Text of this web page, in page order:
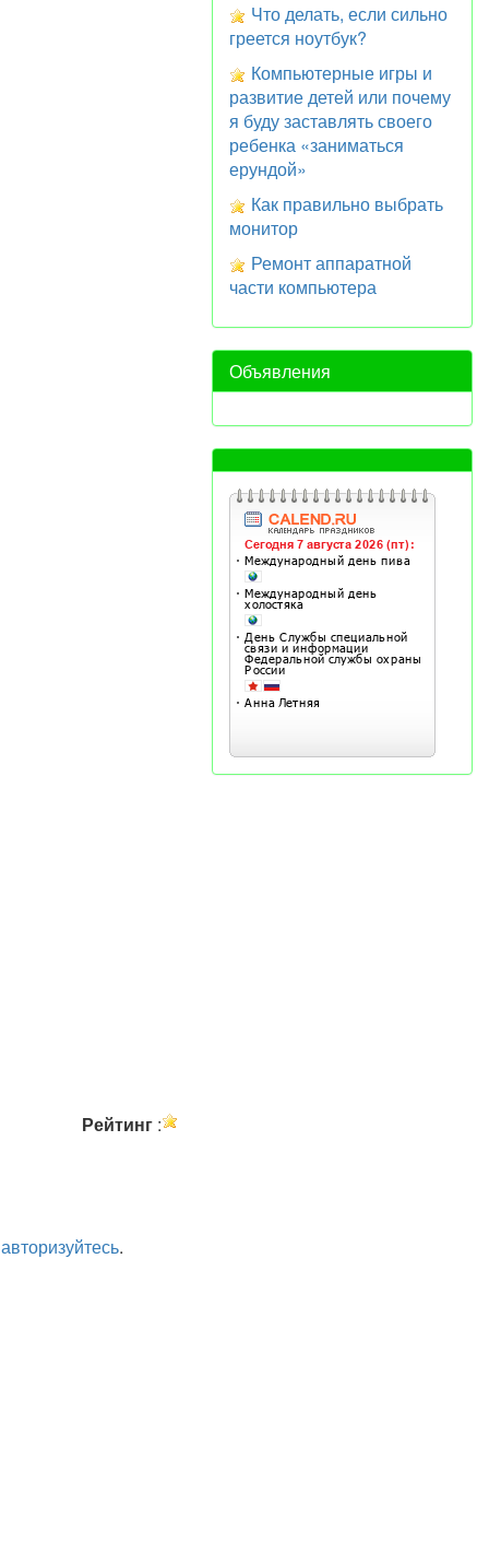
Рейтинг :
авторизуйтесь.
Что делать, если сильно
греется ноутбук?
Компьютерные игры и
развитие детей или почему
я буду заставлять своего
ребенка «заниматься
ерундой»
Как правильно выбрать
монитор
Ремонт аппаратной
части компьютера
Объявления